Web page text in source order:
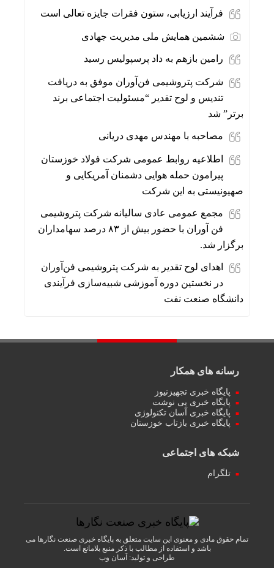
فرآیند ارزیابی، ستون فقرات جایزه تعالی است
ششمین همایش ملی مدیریت جهادی
رامین بازهم به داد پرسپولیس رسید
شرکت پتروشیمی فن‌آوران موفق به دریافت
تندیس و لوح تقدیر “مسئولیت اجتماعی برند
برتر” شد
مصاحبه با مهندس مهدی دریانی
اطلاعیه روابط عمومی شرکت فولاد خوزستان
پیرامون حمله هوایی دشمنان آمریکایی و
صهیونیستی به این شرکت
مجمع عمومی عادی سالیانه شرکت پتروشیمی
فن آوران با حضور بیش از ۸۳ درصد سهامداران
برگزار شد.
اهدای لوح تقدیر به شرکت پتروشیمی فن‌آوران
در نخستین دوره آموزشی شبیه‌سازی فرآیندی
دانشگاه صنعت نفت
رسانه های همکار
پایگاه خبری تجهیزنیوز
پایگاه خبری پی نوشت
پایگاه خبری آسان تکنولوژی
پایگاه خبری بازتاب خوزستان
شبکه های اجتماعی
تلگرام
تمام حقوق مادی و معنوی این سایت متعلق به پایگاه خبری صنعت نگارها می
باشد و استفاده از مطالب با ذکر منبع بلامانع است.
طراحی و تولید: آسان وب